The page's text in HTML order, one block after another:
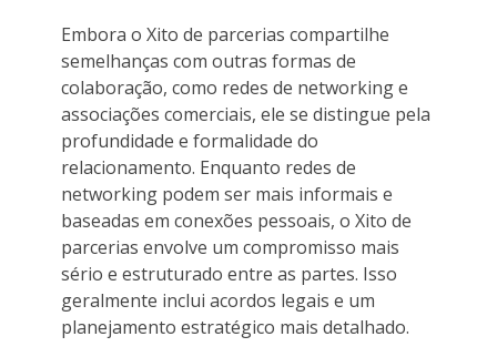
Embora o Xito de parcerias compartilhe
semelhanças com outras formas de
colaboração, como redes de networking e
associações comerciais, ele se distingue pela
profundidade e formalidade do
relacionamento. Enquanto redes de
networking podem ser mais informais e
baseadas em conexões pessoais, o Xito de
parcerias envolve um compromisso mais
sério e estruturado entre as partes. Isso
geralmente inclui acordos legais e um
planejamento estratégico mais detalhado.